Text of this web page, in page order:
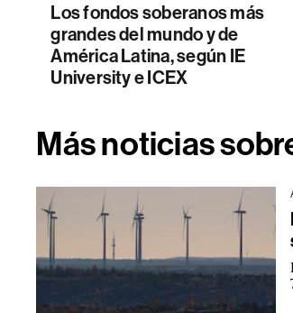
Los fondos soberanos más
grandes del mundo y de
América Latina, según IE
University e ICEX
Más noticias